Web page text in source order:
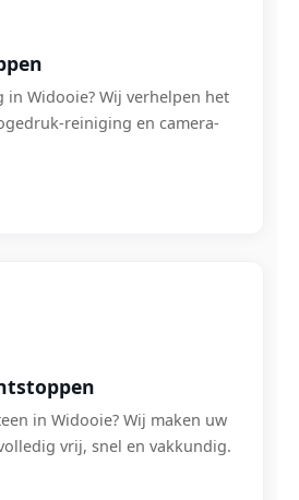
in Widooie? Wij verhelpen het
reiniging en camera-
in Widooie? Wij maken uw
vrij, snel en vakkundig.